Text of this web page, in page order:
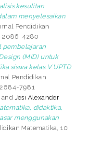
kesulitan
menyelesaikan
Pendidikan
2086-4280
pembelajaran
(MID) untuk
siswa kelas V UPTD
Pendidikan
7981
and Jesi Alexander
didaktika,
menggunakan
Matematika, 10